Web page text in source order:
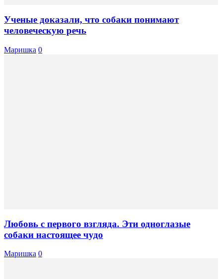
Ученые доказали, что собаки понимают
человеческую речь
Маришка 0
Любовь с первого взгляда. Эти одноглазые
собаки настоящее чудо
Маришка 0